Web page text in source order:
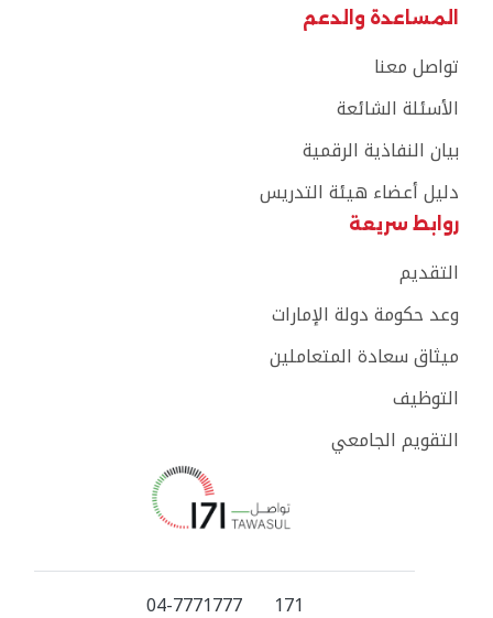
المساعدة والدعم
تواصل معنا
الأسئلة الشائعة
بيان النفاذية الرقمية
دليل أعضاء هيئة التدريس
روابط سريعة
التقديم
وعد حكومة دولة الإمارات
ميثاق سعادة المتعاملين
التوظيف
التقويم الجامعي
171
04-7771777